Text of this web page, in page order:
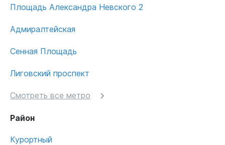
Площадь Александра Невского 2
Адмиралтейская
Сенная Площадь
Лиговский проспект
Смотреть все метро
Район
Курортный